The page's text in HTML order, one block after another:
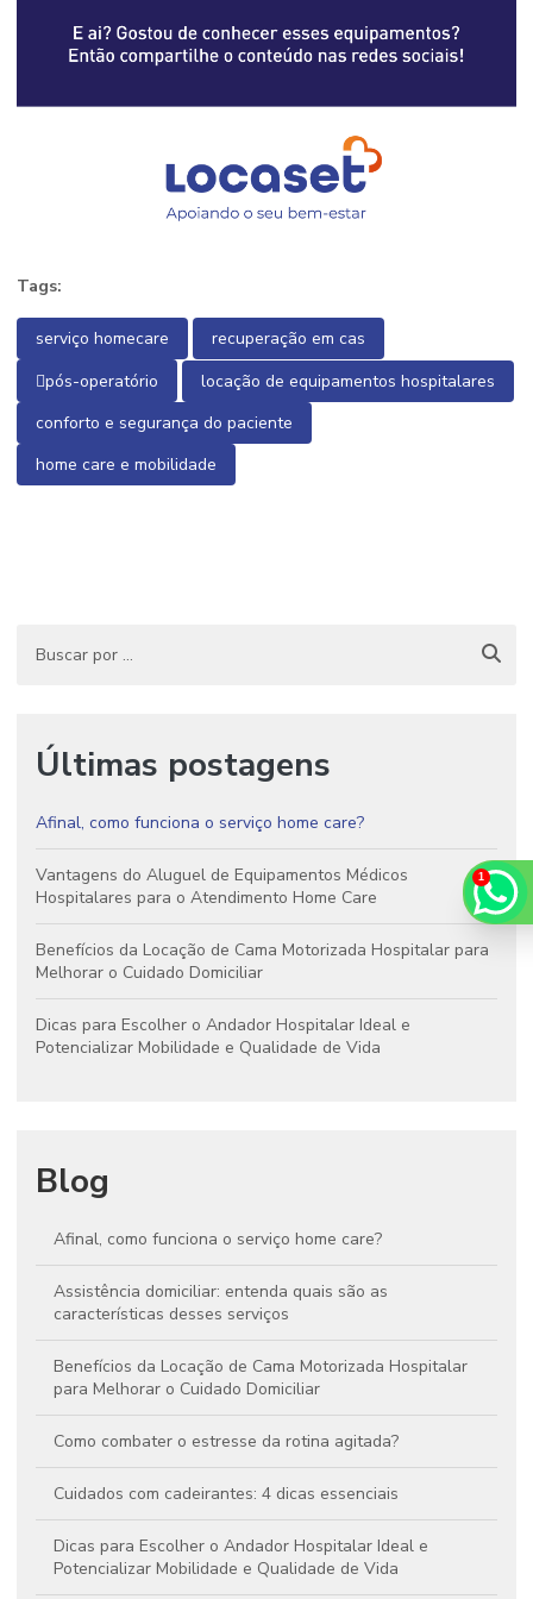
Tags:
serviço homecare
recuperação em cas
pós-operatório
locação de equipamentos hospitalares
conforto e segurança do paciente
home care e mobilidade
Últimas postagens
Afinal, como funciona o serviço home care?
Vantagens do Aluguel de Equipamentos Médicos
Hospitalares para o Atendimento Home Care
Benefícios da Locação de Cama Motorizada Hospitalar para
Melhorar o Cuidado Domiciliar
Dicas para Escolher o Andador Hospitalar Ideal e
Potencializar Mobilidade e Qualidade de Vida
Blog
Afinal, como funciona o serviço home care?
Assistência domiciliar: entenda quais são as
características desses serviços
Benefícios da Locação de Cama Motorizada Hospitalar
para Melhorar o Cuidado Domiciliar
Como combater o estresse da rotina agitada?
Cuidados com cadeirantes: 4 dicas essenciais
Dicas para Escolher o Andador Hospitalar Ideal e
Potencializar Mobilidade e Qualidade de Vida